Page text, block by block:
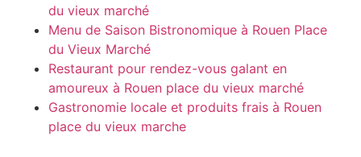
du vieux marché
Menu de Saison Bistronomique à Rouen Place
du Vieux Marché
Restaurant pour rendez-vous galant en
amoureux à Rouen place du vieux marché
Gastronomie locale et produits frais à Rouen
place du vieux marche